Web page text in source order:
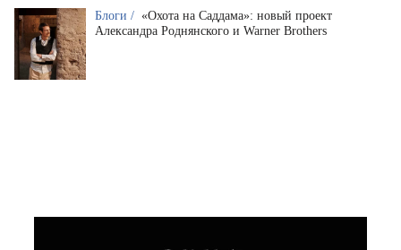
Блоги / «Охота на Саддама»: новый проект
Александра Роднянского и Warner Brothers